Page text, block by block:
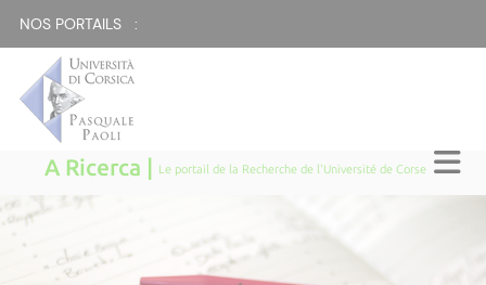
NOS PORTAILS :
A Ricerca | Le portail de la Recherche de l'Université de Corse